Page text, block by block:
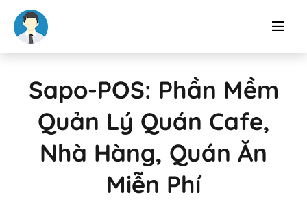
Sapo-POS: Phần Mềm
Quản Lý Quán Cafe,
Nhà Hàng, Quán Ăn
Miễn Phí